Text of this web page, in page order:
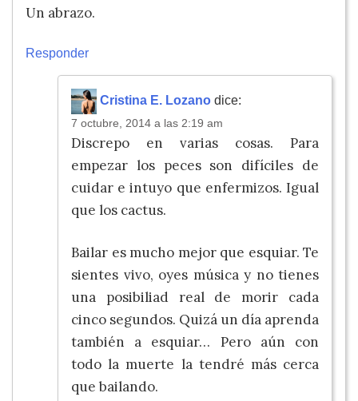
Un abrazo.
Responder
Cristina E. Lozano dice:
7 octubre, 2014 a las 2:19 am
Discrepo en varias cosas. Para
empezar los peces son difíciles de
cuidar e intuyo que enfermizos. Igual
que los cactus.
Bailar es mucho mejor que esquiar. Te
sientes vivo, oyes música y no tienes
una posibiliad real de morir cada
cinco segundos. Quizá un día aprenda
también a esquiar… Pero aún con
todo la muerte la tendré más cerca
que bailando.